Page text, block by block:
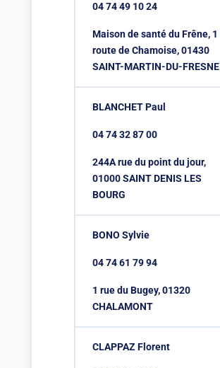
04 74 49 10 24
Maison de santé du Frêne, 1
route de Chamoise, 01430
SAINT-MARTIN-DU-FRESNE
BLANCHET Paul
04 74 32 87 00
244A rue du point du jour,
01000 SAINT DENIS LES
BOURG
BONO Sylvie
04 74 61 79 94
1 rue du Bugey, 01320
CHALAMONT
CLAPPAZ Florent